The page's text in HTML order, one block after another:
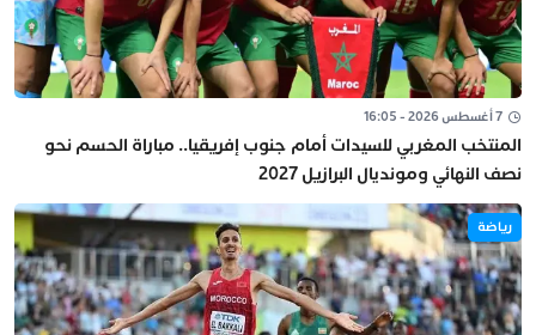
7 أغسطس 2026 - 16:05
المنتخب المغربي للسيدات أمام جنوب إفريقيا.. مباراة الحسم نحو
نصف النهائي ومونديال البرازيل 2027
رياضة